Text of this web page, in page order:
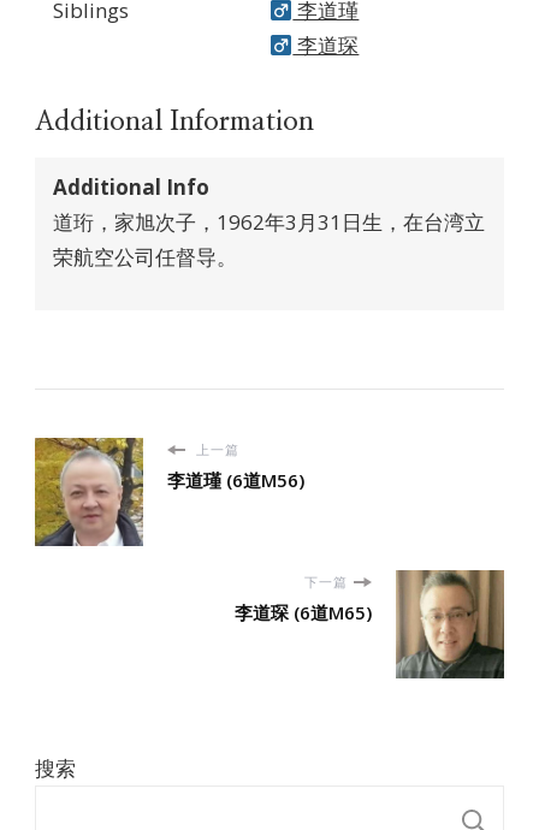
Siblings
李道瑾
李道琛
Additional Information
Additional Info
道珩，家旭次子，1962年3月31日生，在台湾立
荣航空公司任督导。
上一篇
李道瑾 (6道M56)
下一篇
李道琛 (6道M65)
搜索